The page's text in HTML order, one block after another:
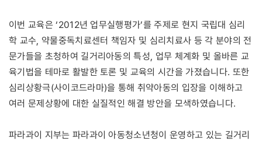
이번 교육은 ‘2012년 업무실행평가’를 주제로 현지 국립대 심리
학 교수, 약물중독치료센터 책임자 및 심리치료사 등 각 분야의 전
문가들을 초청하여 길거리아동의 특성, 업무 체계화 및 올바른 교
육기법을 테마로 활발한 토론 및 교육의 시간을 가졌습니다. 또한
심리상황극(사이코드라마)을 통해 취약아동의 입장을 이해하고
여러 문제상황에 대한 실질적인 해결 방안을 모색하였습니다.
파라과이 지부는 파라과이 아동청소년청이 운영하고 있는 길거리